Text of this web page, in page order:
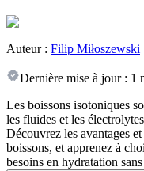
Auteur : Filip Miłoszewski
Dernière mise à jour : 1
Les boissons isotoniques
les fluides et les
Découvrez les avantages
boissons, et apprenez à
besoins en hydratation